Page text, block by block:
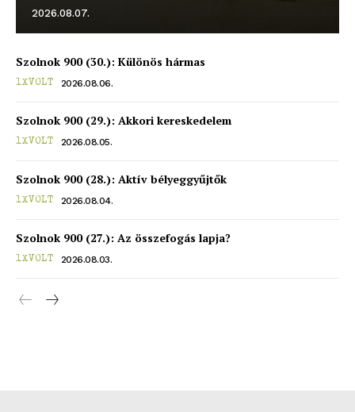
ELŐFIZETÉS
Hasznos
bSZ fiók
2026.08.07.
Szolnok 900 (30.): Különös hármas
1XVOLT 2026.08.06.
Szolnok 900 (29.): Akkori kereskedelem
1XVOLT 2026.08.05.
Szolnok 900 (28.): Aktív bélyeggyűjtők
1XVOLT 2026.08.04.
Szolnok 900 (27.): Az összefogás lapja?
1XVOLT 2026.08.03.